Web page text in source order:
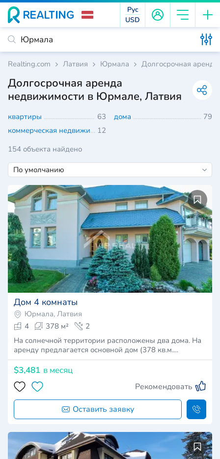
Рус
USD
Realting.com Латвия Юрмала Долгосрочная аренда
Долгосрочная аренда
недвижимости в Юрмале, Латвия
квартиры 63 дома
79
коммерческая недвижимость 12
154 объекта найдено
Дом 4 комнаты
Юрмала, Латвия
4
378 м²
2
На солнечной территории расположены два дома. На
аренду предлагается основной дом (378 кв.м.…
$3,481 в месяц
Рекомендовать
Оставить заявку